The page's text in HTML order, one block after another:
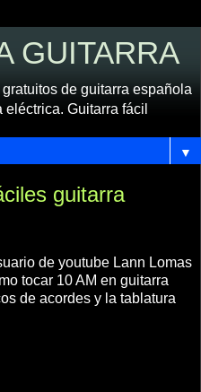
GUITARRA
de guitarra española
Guitarra fácil
▼
guitarra
de youtube Lann Lomas
tocar 10 AM en guitarra
de acordes y la tablatura